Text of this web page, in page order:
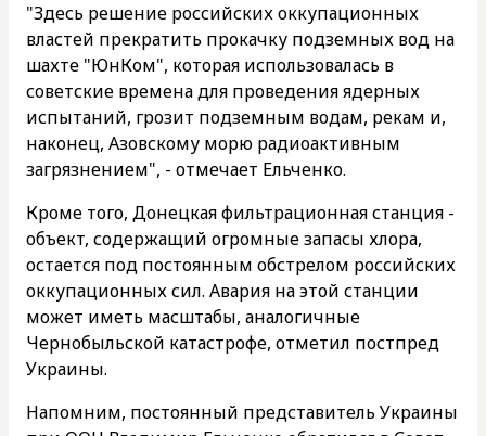
"Здесь решение российских оккупационных
властей прекратить прокачку подземных вод на
шахте "ЮнКом", которая использовалась в
советские времена для проведения ядерных
испытаний, грозит подземным водам, рекам и,
наконец, Азовскому морю радиоактивным
загрязнением", - отмечает Ельченко.
Кроме того, Донецкая фильтрационная станция -
объект, содержащий огромные запасы хлора,
остается под постоянным обстрелом российских
оккупационных сил. Авария на этой станции
может иметь масштабы, аналогичные
Чернобыльской катастрофе, отметил постпред
Украины.
Напомним, постоянный представитель Украины